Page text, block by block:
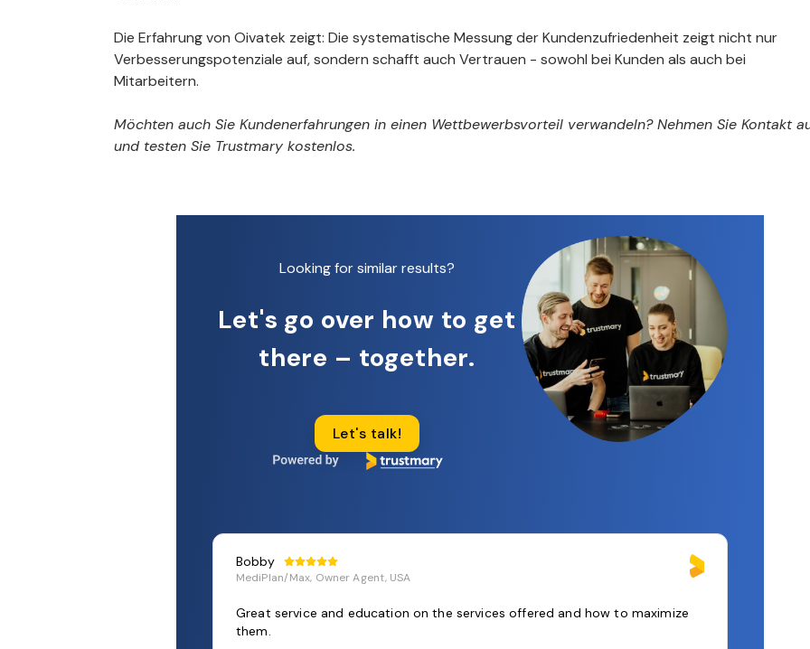
Die Erfahrung von Oivatek zeigt: Die systematische Messung der Kundenzufriedenheit zeigt nicht nur
Verbesserungspotenziale auf, sondern schafft auch Vertrauen - sowohl bei Kunden als auch bei
Mitarbeitern.
Möchten auch Sie Kundenerfahrungen in einen Wettbewerbsvorteil verwandeln? Nehmen Sie Kontakt
und testen Sie Trustmary kostenlos.
Looking for similar results?
Let's go over how to get
there – together.
Let's talk!
Bobby
MediPlan/Max, Owner Agent, USA
Great service and education on the services offered and how to maximize
them.